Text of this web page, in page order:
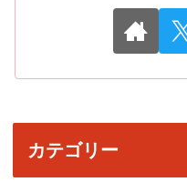
カテゴリー